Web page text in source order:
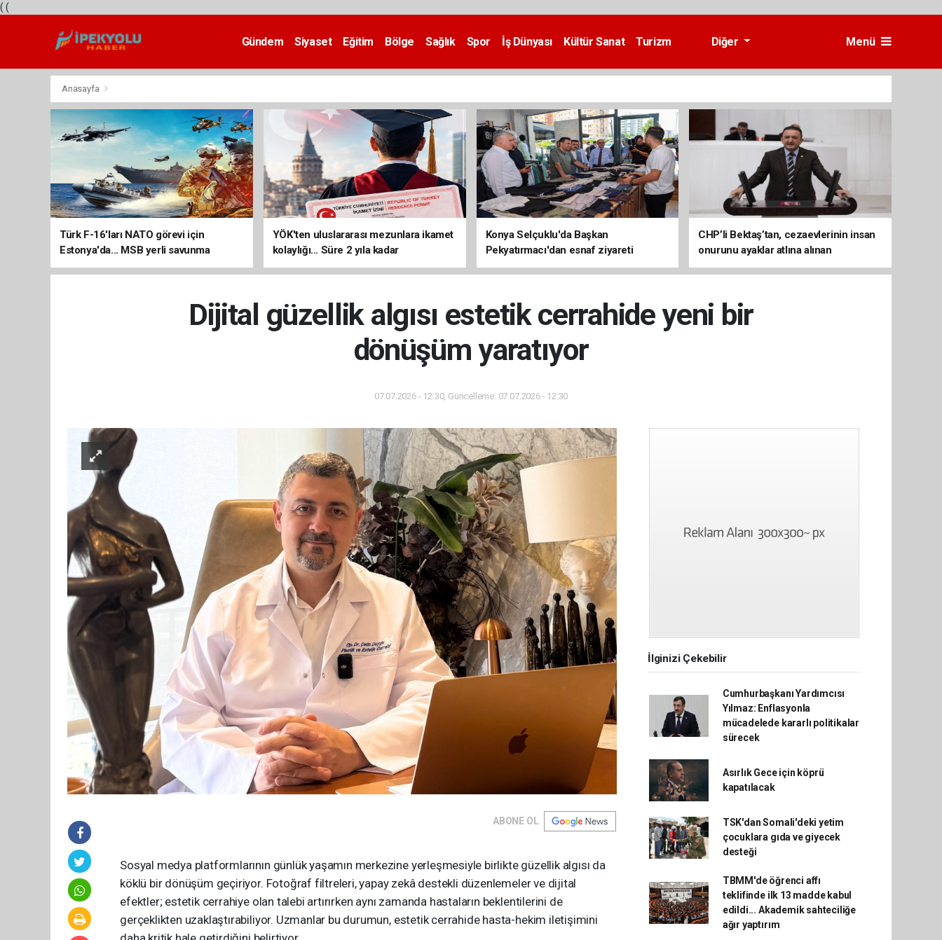
( (
Gündem Siyaset Eğitim Bölge Sağlık Spor İş Dünyası Kültür Sanat
Turizm
Diğer Menü
Anasayfa
Türk F-16'ları NATO görevi için
Estonya'da... MSB yerli savunma
sistemleriyle güçleniyor
YÖK'ten uluslararası mezunlara ikamet
kolaylığı... Süre 2 yıla kadar
uzatılabilecek
Konya Selçuklu'da Başkan
Pekyatırmacı'dan esnaf ziyareti
CHP’li Bektaş’tan, cezaevlerinin insan
onurunu ayaklar atlına alınan
mekânlara dönüşmesine tepki
Dijital güzellik algısı estetik cerrahide yeni bir
dönüşüm yaratıyor
07.07.2026 - 12:30, Güncelleme: 07.07.2026 - 12:30
ABONE OL
Sosyal medya platformlarının günlük yaşamın merkezine yerleşmesiyle birlikte güzellik algısı da
köklü bir dönüşüm geçiriyor. Fotoğraf filtreleri, yapay zekâ destekli düzenlemeler ve dijital
efektler; estetik cerrahiye olan talebi artırırken aynı zamanda hastaların beklentilerini de
gerçeklikten uzaklaştırabiliyor. Uzmanlar bu durumun, estetik cerrahide hasta-hekim iletişimini
İlginizi Çekebilir
Cumhurbaşkanı Yardımcısı
Yılmaz: Enflasyonla
mücadelede kararlı politikalar
sürecek
Asırlık Gece için köprü
kapatılacak
TSK'dan Somali'deki yetim
çocuklara gıda ve giyecek
desteği
TBMM'de öğrenci affı
teklifinde ilk 13 madde kabul
edildi... Akademik sahteciliğe
ağır yaptırım